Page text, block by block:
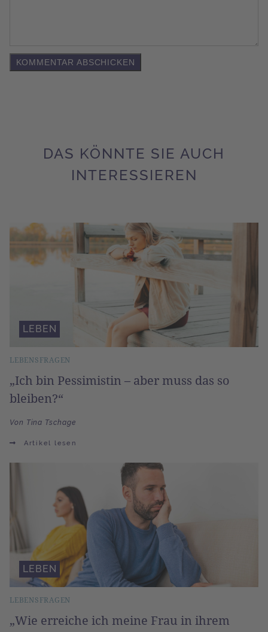
DAS KÖNNTE SIE AUCH
INTERESSIEREN
LEBENSFRAGEN
„Ich bin Pessimistin – aber muss das so
bleiben?“
Von Tina Tschage
Artikel lesen
LEBEN
LEBENSFRAGEN
„Wie erreiche ich meine Frau in ihrem
LEBEN